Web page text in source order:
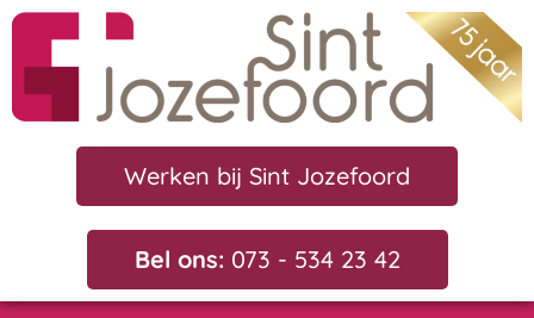
Werken bij Sint Jozefoord
Bel ons: 073 - 534 23 42